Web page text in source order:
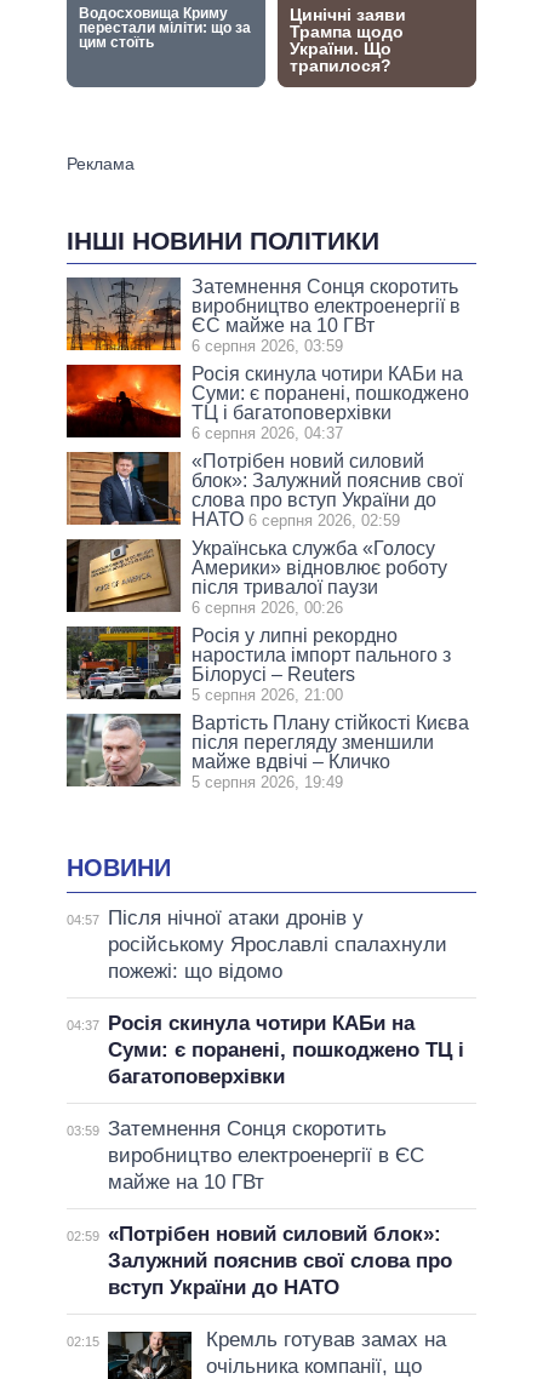
ІНШІ НОВИНИ ПОЛІТИКИ
Затемнення Сонця скоротить
виробництво електроенергії в
ЄС майже на 10 ГВт
6 серпня 2026, 03:59
Росія скинула чотири КАБи на
Суми: є поранені, пошкоджено
ТЦ і багатоповерхівки
6 серпня 2026, 04:37
«Потрібен новий силовий
блок»: Залужний пояснив свої
слова про вступ України до
НАТО 6 серпня 2026, 02:59
Українська служба «Голосу
Америки» відновлює роботу
після тривалої паузи
6 серпня 2026, 00:26
Росія у липні рекордно
наростила імпорт пального з
Білорусі – Reuters
5 серпня 2026, 21:00
Вартість Плану стійкості Києва
після перегляду зменшили
майже вдвічі – Кличко
5 серпня 2026, 19:49
НОВИНИ
04:57
Після нічної атаки дронів у
російському Ярославлі спалахнули
пожежі: що відомо
04:37
Росія скинула чотири КАБи на
Суми: є поранені, пошкоджено ТЦ і
багатоповерхівки
03:59 Затемнення Сонця скоротить
виробництво електроенергії в ЄС
майже на 10 ГВт
02:59 «Потрібен новий силовий блок»:
Залужний пояснив свої слова про
вступ України до НАТО
02:15
Кремль готував замах на
очільника компанії, що